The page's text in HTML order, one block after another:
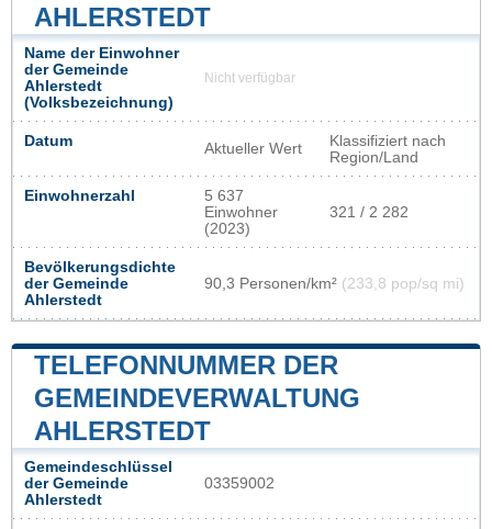
AHLERSTEDT
Name der Einwohner
der Gemeinde
Ahlerstedt
(Volksbezeichnung)
Nicht verfügbar
Datum Aktueller Wert
Klassifiziert nach
Region/Land
Einwohnerzahl
5 637
Einwohner
(2023)
321 / 2 282
Bevölkerungsdichte
der Gemeinde
Ahlerstedt
90,3 Personen/km² (233,8 pop/sq mi)
TELEFONNUMMER DER
GEMEINDEVERWALTUNG
AHLERSTEDT
Gemeindeschlüssel
der Gemeinde
Ahlerstedt
03359002